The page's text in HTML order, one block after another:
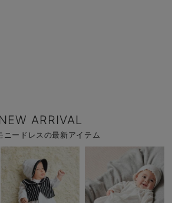
NEW ARRIVAL
ニードレスの最新アイテム